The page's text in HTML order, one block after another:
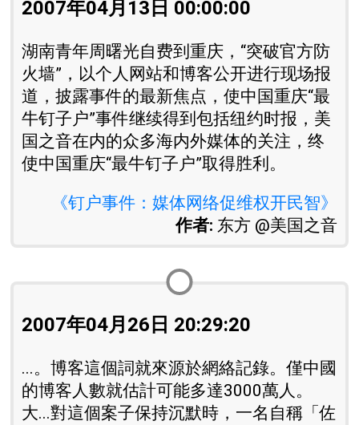
2007年04月13日 00:00:00
湖南青年周曙光自费到重庆，“突破官方防
火墙”，以个人网站和博客公开进行现场报
道，披露事件的最新焦点，使中国重庆“最
牛钉子户”事件继续得到包括纽约时报，美
国之音在内的众多海内外媒体的关注，终
使中国重庆“最牛钉子户”取得胜利。
《钉户事件：媒体网络促维权开民智》
作者: 东方 @美国之音
2007年04月26日 20:29:20
...。博客這個詞就來源於網絡記錄。僅中國
的博客人數就估計可能多達3000萬人。
大...對這個案子保持沉默時，一名自稱「佐